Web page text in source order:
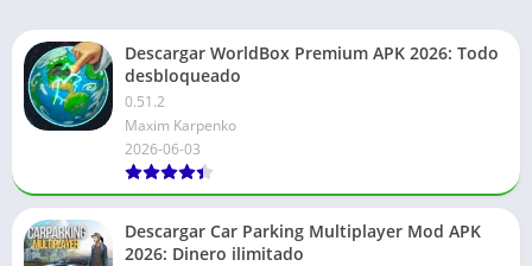
Descargar WorldBox Premium APK 2026: Todo
desbloqueado
0.51.2
Maxim Karpenko
2026-06-03
Descargar Car Parking Multiplayer Mod APK
2026: Dinero ilimitado